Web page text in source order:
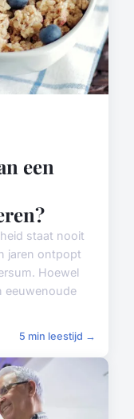
een
staat nooit
jaren ontpopt
Hoewel
eeuwenoude
5 min leestijd →